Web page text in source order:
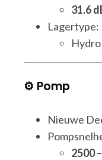
31.6
Lagertype:
⚙️ Pomp
Nieuwe
2500